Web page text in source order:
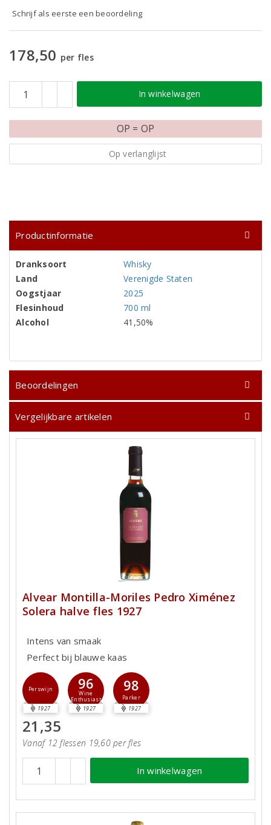
Schrijf als eerste een beoordeling
178,50 per fles
In winkelwagen
OP = OP
Op verlanglijst
Productinformatie
Dranksoort
Whisky
Land
Verenigde Staten
Oogstjaar
2025
Flesinhoud
700 ml
Alcohol
41,50%
Beoordelingen
Vergelijkbare artikelen
Alvear Montilla-Moriles Pedro Ximénez
Solera halve fles 1927
Intens van smaak
Perfect bij blauwe kaas
Perswijn
1927
96
Wine
Enthusiast
1927
98
Parker
1927
21,35
Vanaf 12 flessen 19,60 per fles
In winkelwagen